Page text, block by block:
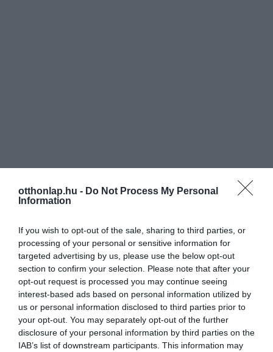
otthonlap.hu - Do Not Process My Personal
Information
If you wish to opt-out of the sale, sharing to third parties, or
processing of your personal or sensitive information for
targeted advertising by us, please use the below opt-out
section to confirm your selection. Please note that after your
opt-out request is processed you may continue seeing
interest-based ads based on personal information utilized by
us or personal information disclosed to third parties prior to
your opt-out. You may separately opt-out of the further
disclosure of your personal information by third parties on the
IAB’s list of downstream participants. This information may